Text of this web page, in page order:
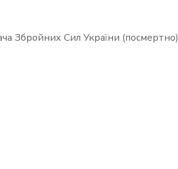
Збройних Сил України (посмертно)